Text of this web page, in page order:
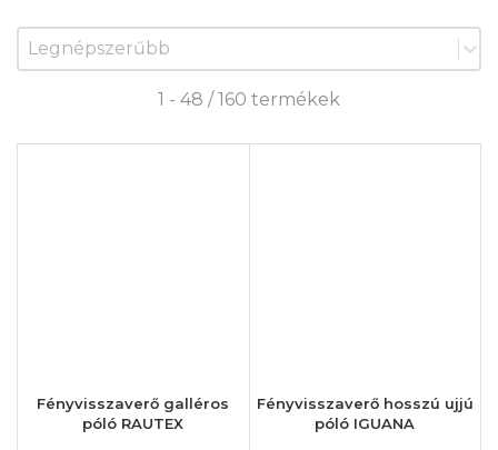
Zoradenie produktov
Sort content
1 - 48 / 160 termékek
Fényvisszaverő galléros
póló RAUTEX
Fényvisszaverő hosszú ujjú
póló IGUANA